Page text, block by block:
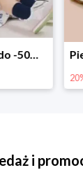
Pierwsze wiosenne zakupy -20%
i